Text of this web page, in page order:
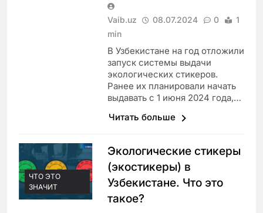
Vaib.uz 08.07.2024 0
1
min
В Узбекистане на год отложили
запуск системы выдачи
экологических стикеров.
Ранее их планировали начать
выдавать с 1 июня 2024 года,…
Читать больше
ЧТО ЭТО
ЗНАЧИТ
Экологические стикеры
(экостикеры) в
Узбекистане. Что это
такое?